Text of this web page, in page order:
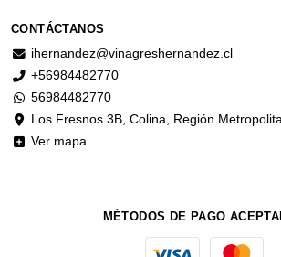
CONTÁCTANOS
ihernandez@vinagreshernandez.cl
+56984482770
56984482770
Los Fresnos 3B, Colina, Región
Ver mapa
MÉTODOS DE PAGO